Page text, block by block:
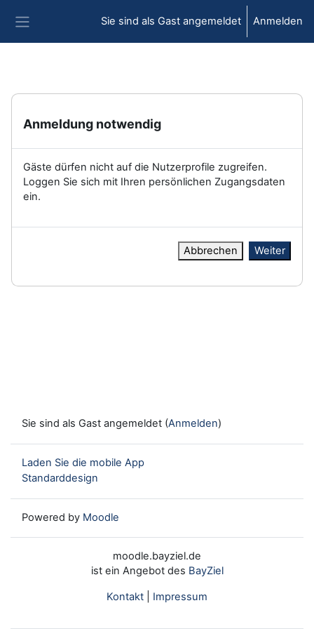
Sie sind als Gast angemeldet Anmelden
Anmeldung notwendig
Gäste dürfen nicht auf die Nutzerprofile zugreifen.
Loggen Sie sich mit Ihren persönlichen Zugangsdaten
ein.
Abbrechen Weiter
Sie sind als Gast angemeldet (Anmelden)
Laden Sie die mobile App
Standarddesign
Powered by Moodle
moodle.bayziel.de
ist ein Angebot des BayZiel
Kontakt Impressum